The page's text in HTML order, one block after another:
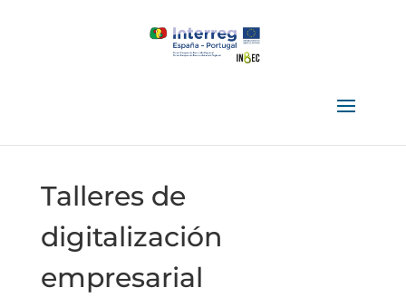
Talleres de
digitalización
empresarial